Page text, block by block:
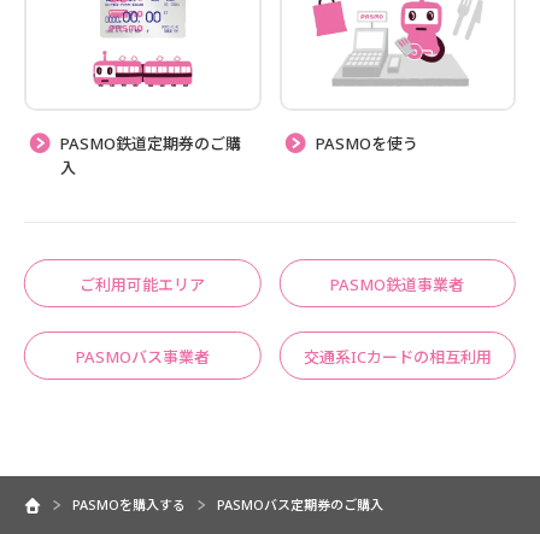
PASMO鉄道定期券のご購
入
PASMOを使う
ご利用可能エリア PASMO鉄道事業者
PASMOバス事業者 交通系ICカードの相互利用
PASMOを購入する PASMOバス定期券のご購入